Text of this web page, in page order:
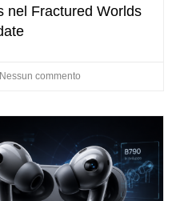
nel Fractured Worlds
Nessun commento